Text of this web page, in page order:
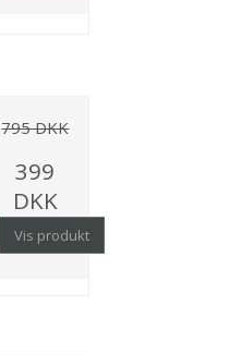
795 DKK
399
DKK
Vis produkt